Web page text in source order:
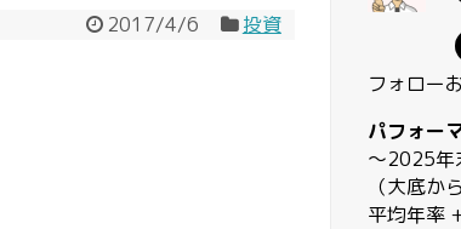
2017/4/6 投資
フォロー
パフォー
〜2025
（大底か
平均年率